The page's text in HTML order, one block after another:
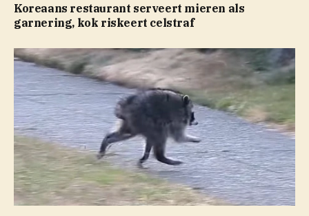
Koreaans restaurant serveert mieren als
garnering, kok riskeert celstraf